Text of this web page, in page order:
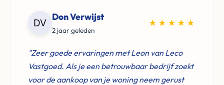
Don Verwijst
2 jaar geleden
★★★★★
"Zeer goede ervaringen met Leon van Leco
Vastgoed. Als je een betrouwbaar bedrijf zoekt
voor de aankoop van je woning neem gerust